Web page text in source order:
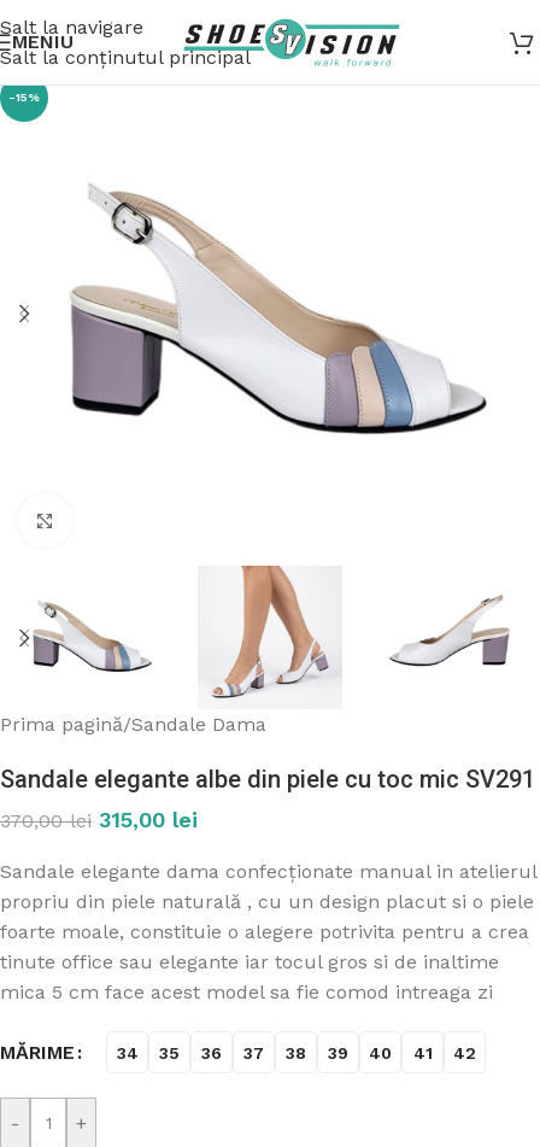
Salt la navigare
Salt la conținutul principal
MENIU
-15%
Prima pagină/Sandale Dama
Sandale elegante albe din piele cu toc mic SV291
370,00lei 315,00 lei
Sandale elegante dama confecționate manual in atelierul
propriu din piele naturală , cu un design placut si o piele
foarte moale, constituie o alegere potrivita pentru a crea
tinute office sau elegante iar tocul gros si de inaltime
mica 5 cm face acest model sa fie comod intreaga zi
MĂRIME 34 35 36 37 38 39 40 41 42
- +